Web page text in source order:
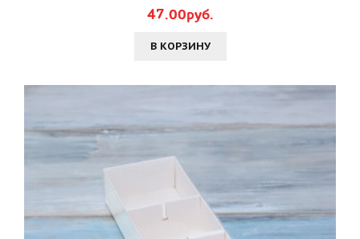
47.00руб.
В КОРЗИНУ